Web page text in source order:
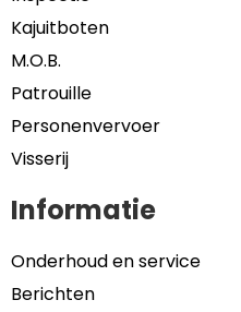
Kajuitboten
M.O.B.
Patrouille
Personenvervoer
Visserij
Informatie
Onderhoud en service
Berichten